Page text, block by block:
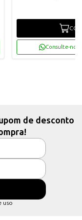
Consulte-nos
de desconto
uso